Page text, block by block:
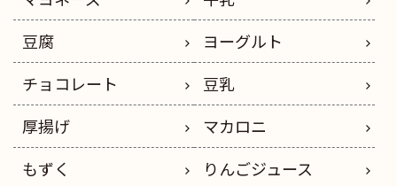
豆腐
ヨーグルト
チョコレート
豆乳
厚揚げ
マカロニ
もずく
りんごジュース